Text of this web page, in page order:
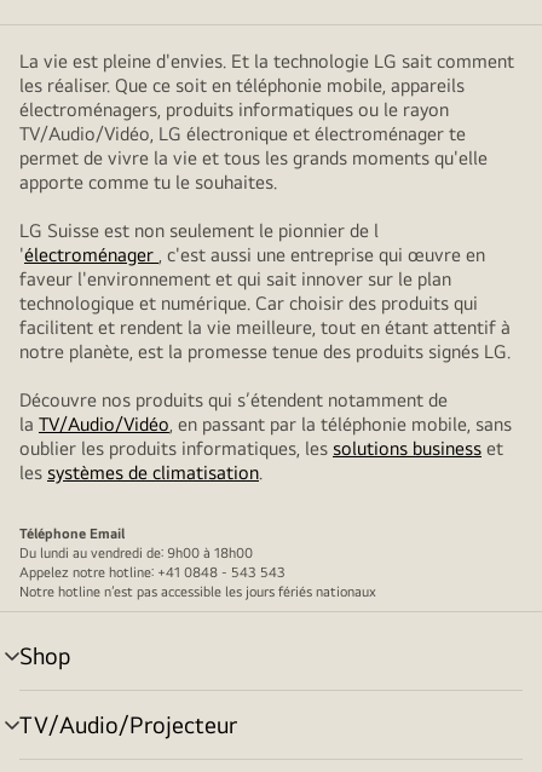
La vie est pleine d'envies. Et la technologie LG sait comment
les réaliser. Que ce soit en téléphonie mobile, appareils
électroménagers, produits informatiques ou le rayon
TV/Audio/Vidéo, LG électronique et électroménager te
permet de vivre la vie et tous les grands moments qu'elle
apporte comme tu le souhaites.
LG Suisse est non seulement le pionnier de l
'électroménager , c'est aussi une entreprise qui œuvre en
faveur l'environnement et qui sait innover sur le plan
technologique et numérique. Car choisir des produits qui
facilitent et rendent la vie meilleure, tout en étant attentif à
notre planète, est la promesse tenue des produits signés LG.
Découvre nos produits qui s’étendent notamment de
la TV/Audio/Vidéo, en passant par la téléphonie mobile, sans
oublier les produits informatiques, les solutions business et
les systèmes de climatisation.
Téléphone Email
Du lundi au vendredi de: 9h00 à 18h00
Appelez notre hotline: +41 0848 - 543 543
Notre hotline n’est pas accessible les jours fériés nationaux
Shop
menu
déroulant
TV/Audio/Projecteur
menu
déroulant